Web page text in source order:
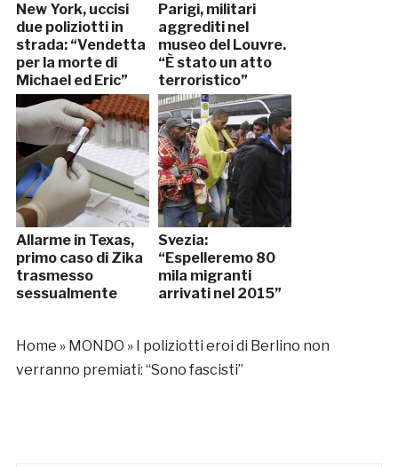
New York, uccisi
due poliziotti in
strada: “Vendetta
per la morte di
Michael ed Eric”
Parigi, militari
aggrediti nel
museo del Louvre.
“È stato un atto
terroristico”
Allarme in Texas,
primo caso di Zika
trasmesso
sessualmente
Svezia:
“Espelleremo 80
mila migranti
arrivati nel 2015”
Home » MONDO »
I poliziotti eroi di Berlino non
verranno premiati: “Sono fascisti”